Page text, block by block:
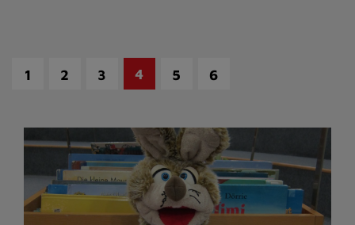
1 2 3 4 5 6